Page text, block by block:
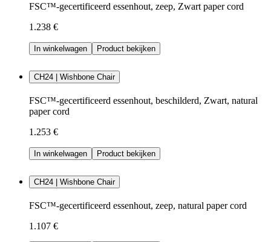
FSC™-gecertificeerd essenhout, zeep, Zwart paper cord
1.238 €
In winkelwagen Product bekijken
CH24 | Wishbone Chair
FSC™-gecertificeerd essenhout, beschilderd, Zwart, natural
paper cord
1.253 €
In winkelwagen Product bekijken
CH24 | Wishbone Chair
FSC™-gecertificeerd essenhout, zeep, natural paper cord
1.107 €